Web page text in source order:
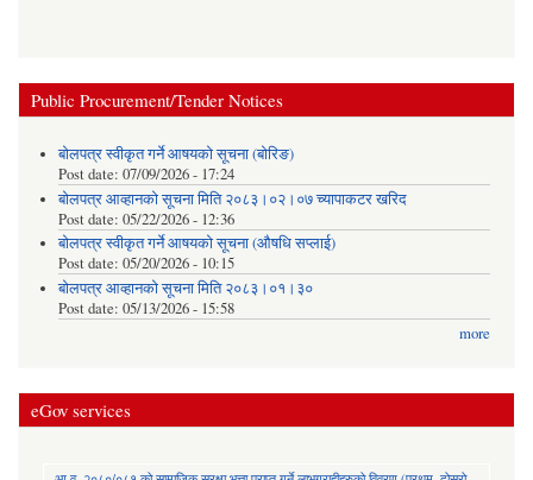
Public Procurement/Tender Notices
बोलपत्र स्वीकृत गर्ने आषयको सूचना (बोरिङ)
Post date: 07/09/2026 - 17:24
बोलपत्र आव्हानको सूचना मिति २०८३।०२।०७ च्यापाकटर खरिद
Post date: 05/22/2026 - 12:36
बोलपत्र स्वीकृत गर्ने आषयको सूचना (औषधि सप्लाई)
Post date: 05/20/2026 - 10:15
बोलपत्र आव्हानको सूचना मिति २०८३।०१।३०
Post date: 05/13/2026 - 15:58
more
eGov services